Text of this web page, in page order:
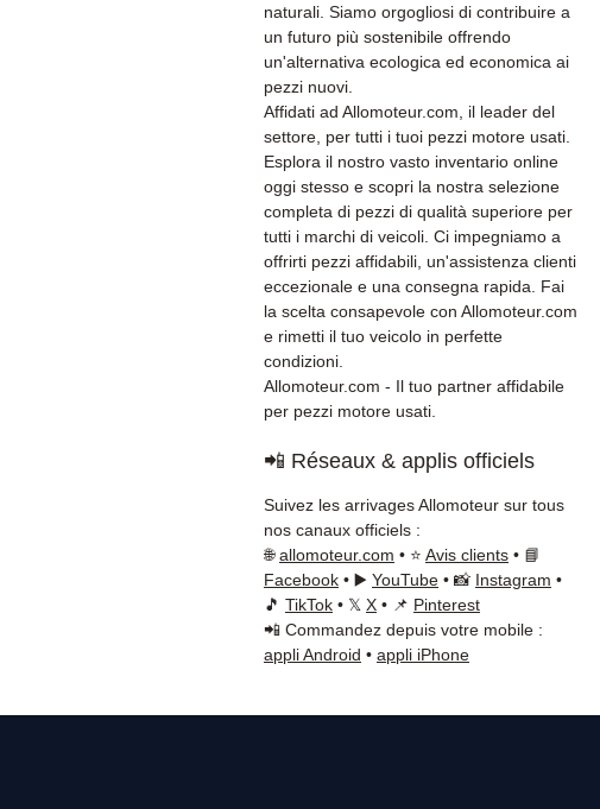
naturali. Siamo orgogliosi di contribuire a
un futuro più sostenibile offrendo
un'alternativa ecologica ed economica ai
pezzi nuovi.
Affidati ad Allomoteur.com, il leader del
settore, per tutti i tuoi pezzi motore usati.
Esplora il nostro vasto inventario online
oggi stesso e scopri la nostra selezione
completa di pezzi di qualità superiore per
tutti i marchi di veicoli. Ci impegniamo a
offrirti pezzi affidabili, un'assistenza clienti
eccezionale e una consegna rapida. Fai
la scelta consapevole con Allomoteur.com
e rimetti il tuo veicolo in perfette
condizioni.
Allomoteur.com - Il tuo partner affidabile
per pezzi motore usati.
📲 Réseaux & applis officiels
Suivez les arrivages Allomoteur sur tous
nos canaux officiels :
🌐allomoteur.com • ⭐ Avis clients • 📘
Facebook • ▶️ YouTube • 📸 Instagram •
🎵 TikTok • 𝕏 X • 📌 Pinterest
📲 Commandez depuis votre mobile :
appli Android • appli iPhone